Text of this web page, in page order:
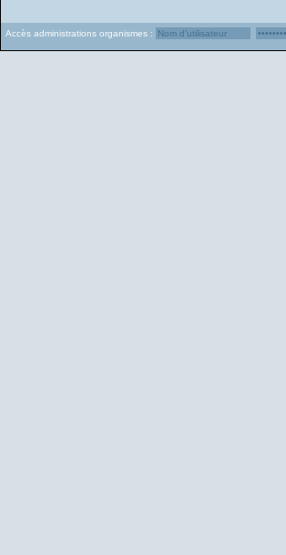
Accès administrations organismes :